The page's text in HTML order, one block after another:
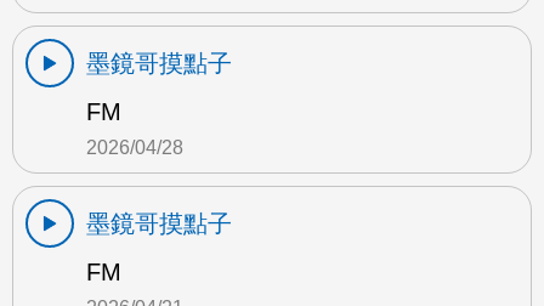
墨鏡哥摸點子
FM
2026/04/28
墨鏡哥摸點子
FM